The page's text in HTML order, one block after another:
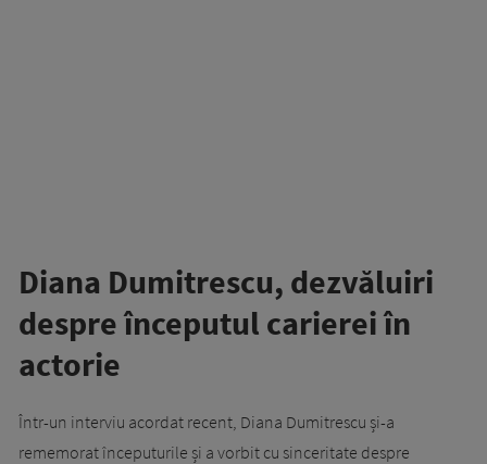
Diana Dumitrescu, dezvăluiri
despre începutul carierei în
actorie
Într-un interviu acordat recent, Diana Dumitrescu și-a
rememorat începuturile și a vorbit cu sinceritate despre